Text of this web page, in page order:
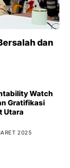
dan
Watch
Gratifikasi
Utara
2025